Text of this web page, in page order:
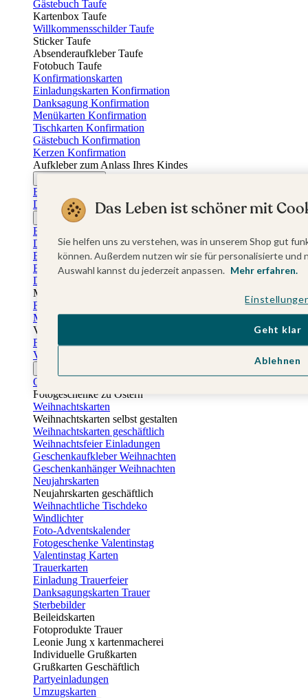
Gästebuch Taufe
Kartenbox Taufe
Willkommensschilder Taufe
Sticker Taufe
Absenderaufkleber Taufe
Fotobuch Taufe
Konfirmationskarten
Einladungskarten Konfirmation
Danksagung Konfirmation
Menükarten Konfirmation
Tischkarten Konfirmation
Gästebuch Konfirmation
Kerzen Konfirmation
Aufkleber zum Anlass Ihres Kindes
Einladungskarten Firmung
Dankeskarten Firmung
Jugendweihekarten
Einladungskarten Jugendweihe
Dankeskarten Jugendweihe
Einschulungskarten
Einladungskarten Einschulung
Danksagung Einschulung
Muttertag
Fotogeschenke Muttertag
Muttertagskarten
Vatertag
Fotogeschenke Vatertag
Vatertagskarten
Osterkarten
Fotogeschenke zu Ostern
Weihnachtskarten
Weihnachtskarten selbst gestalten
Weihnachtskarten geschäftlich
Weihnachtsfeier Einladungen
Geschenkaufkleber Weihnachten
Geschenkanhänger Weihnachten
Neujahrskarten
Neujahrskarten geschäftlich
Weihnachtliche Tischdeko
Windlichter
Foto-Adventskalender
Fotogeschenke Valentinstag
Valentinstag Karten
Trauerkarten
Einladung Trauerfeier
Danksagungskarten Trauer
Sterbebilder
Beileidskarten
Fotoprodukte Trauer
Leonie Jung x kartenmacherei
Individuelle Grußkarten
Grußkarten Geschäftlich
Partyeinladungen
Umzugskarten
Das Leben ist schöner mit
Sie helfen uns zu verstehen, was in unserem Shop gut
können. Außerdem nutzen wir sie für personalisierte
Auswahl kannst du jederzeit anpassen. Mehr erfahren.
Ablehnen
Geht klar